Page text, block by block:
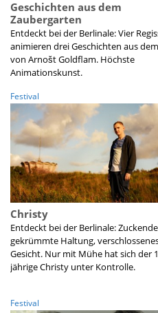
Geschichten aus dem
Zaubergarten
Entdeckt bei der Berlinale: Vier
animieren drei Geschichten aus
von Arnošt Goldflam. Höchste
Animationskunst.
Festival
Christy
Entdeckt bei der Berlinale:
gekrümmte Haltung,
Gesicht. Nur mit Mühe hat sich der
jährige Christy unter Kontrolle.
Festival